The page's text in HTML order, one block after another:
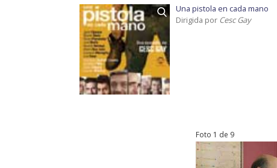
Una pistola en cada mano
Dirigida por Cesc Gay
Foto 1 de 9